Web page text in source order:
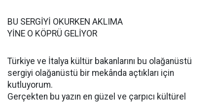
BU SERGİYİ OKURKEN AKLIMA
YİNE O KÖPRÜ GELİYOR
Türkiye ve İtalya kültür bakanlarını bu olağanüstü
sergiyi olağanüstü bir mekânda açtıkları için
kutluyorum.
Gerçekten bu yazın en güzel ve çarpıcı kültürel